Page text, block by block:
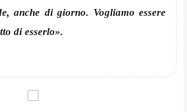
anche di giorno. Vogliamo essere
di esserlo».